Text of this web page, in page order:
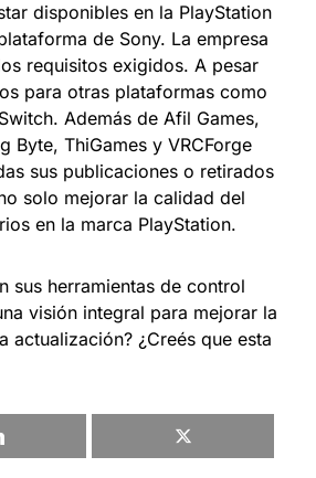
disponibles en la PlayStation
de Sony. La empresa
requisitos exigidos. A pesar
para otras plataformas como
Además de Afil Games,
Byte, ThiGames y VRCForge
sus publicaciones o retirados
solo mejorar la calidad del
en la marca PlayStation.
sus herramientas de control
visión integral para mejorar la
actualización? ¿Creés que esta